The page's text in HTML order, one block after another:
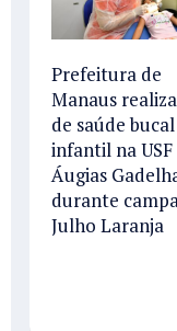
Prefeitura de
Manaus
de saúde bucal
infantil na USF
Áugias
durante
Julho Laranja